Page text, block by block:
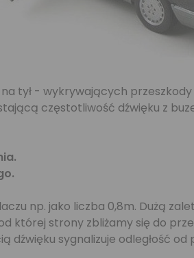
tył - wykrywających przeszkody
częstotliwość dźwięku z
np. jako liczba 0,8m. Dużą
której strony zbliżamy się do
sygnalizuje odległość od